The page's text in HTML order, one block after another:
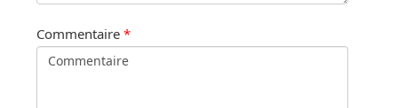
Commentaire *